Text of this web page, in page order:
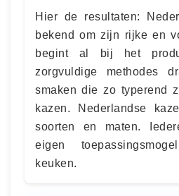
Hier de resultaten:
bekend om zijn rijke en
begint al bij het
zorgvuldige methodes
smaken die zo typerend
kazen. Nederlandse
soorten en maten.
eigen
keuken.